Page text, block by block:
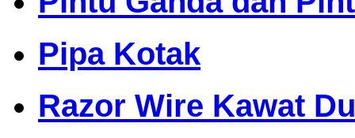
Pipa Kotak
Razor Wire Kawat